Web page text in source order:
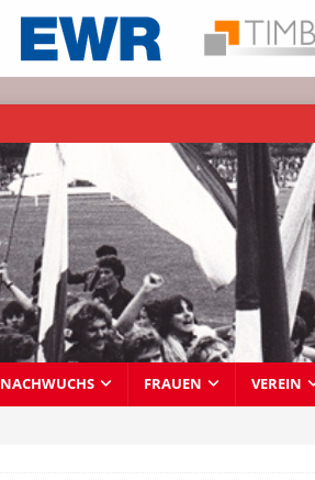
NACHWUCHS FRAUEN VEREIN